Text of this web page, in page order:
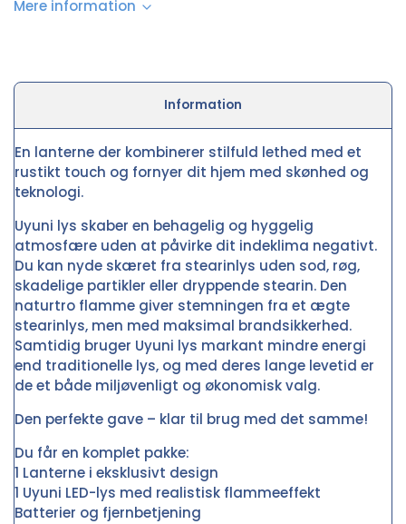
Mere information
Information
En lanterne der kombinerer stilfuld lethed med et
rustikt touch og fornyer dit hjem med skønhed og
teknologi.
Uyuni lys skaber en behagelig og hyggelig
atmosfære uden at påvirke dit indeklima negativt.
Du kan nyde skæret fra stearinlys uden sod, røg,
skadelige partikler eller dryppende stearin. Den
naturtro flamme giver stemningen fra et ægte
stearinlys, men med maksimal brandsikkerhed.
Samtidig bruger Uyuni lys markant mindre energi
end traditionelle lys, og med deres lange levetid er
de et både miljøvenligt og økonomisk valg.
Den perfekte gave – klar til brug med det samme!
Du får en komplet pakke:
1 Lanterne i eksklusivt design
1 Uyuni LED-lys med realistisk flammeeffekt
Batterier og fjernbetjening